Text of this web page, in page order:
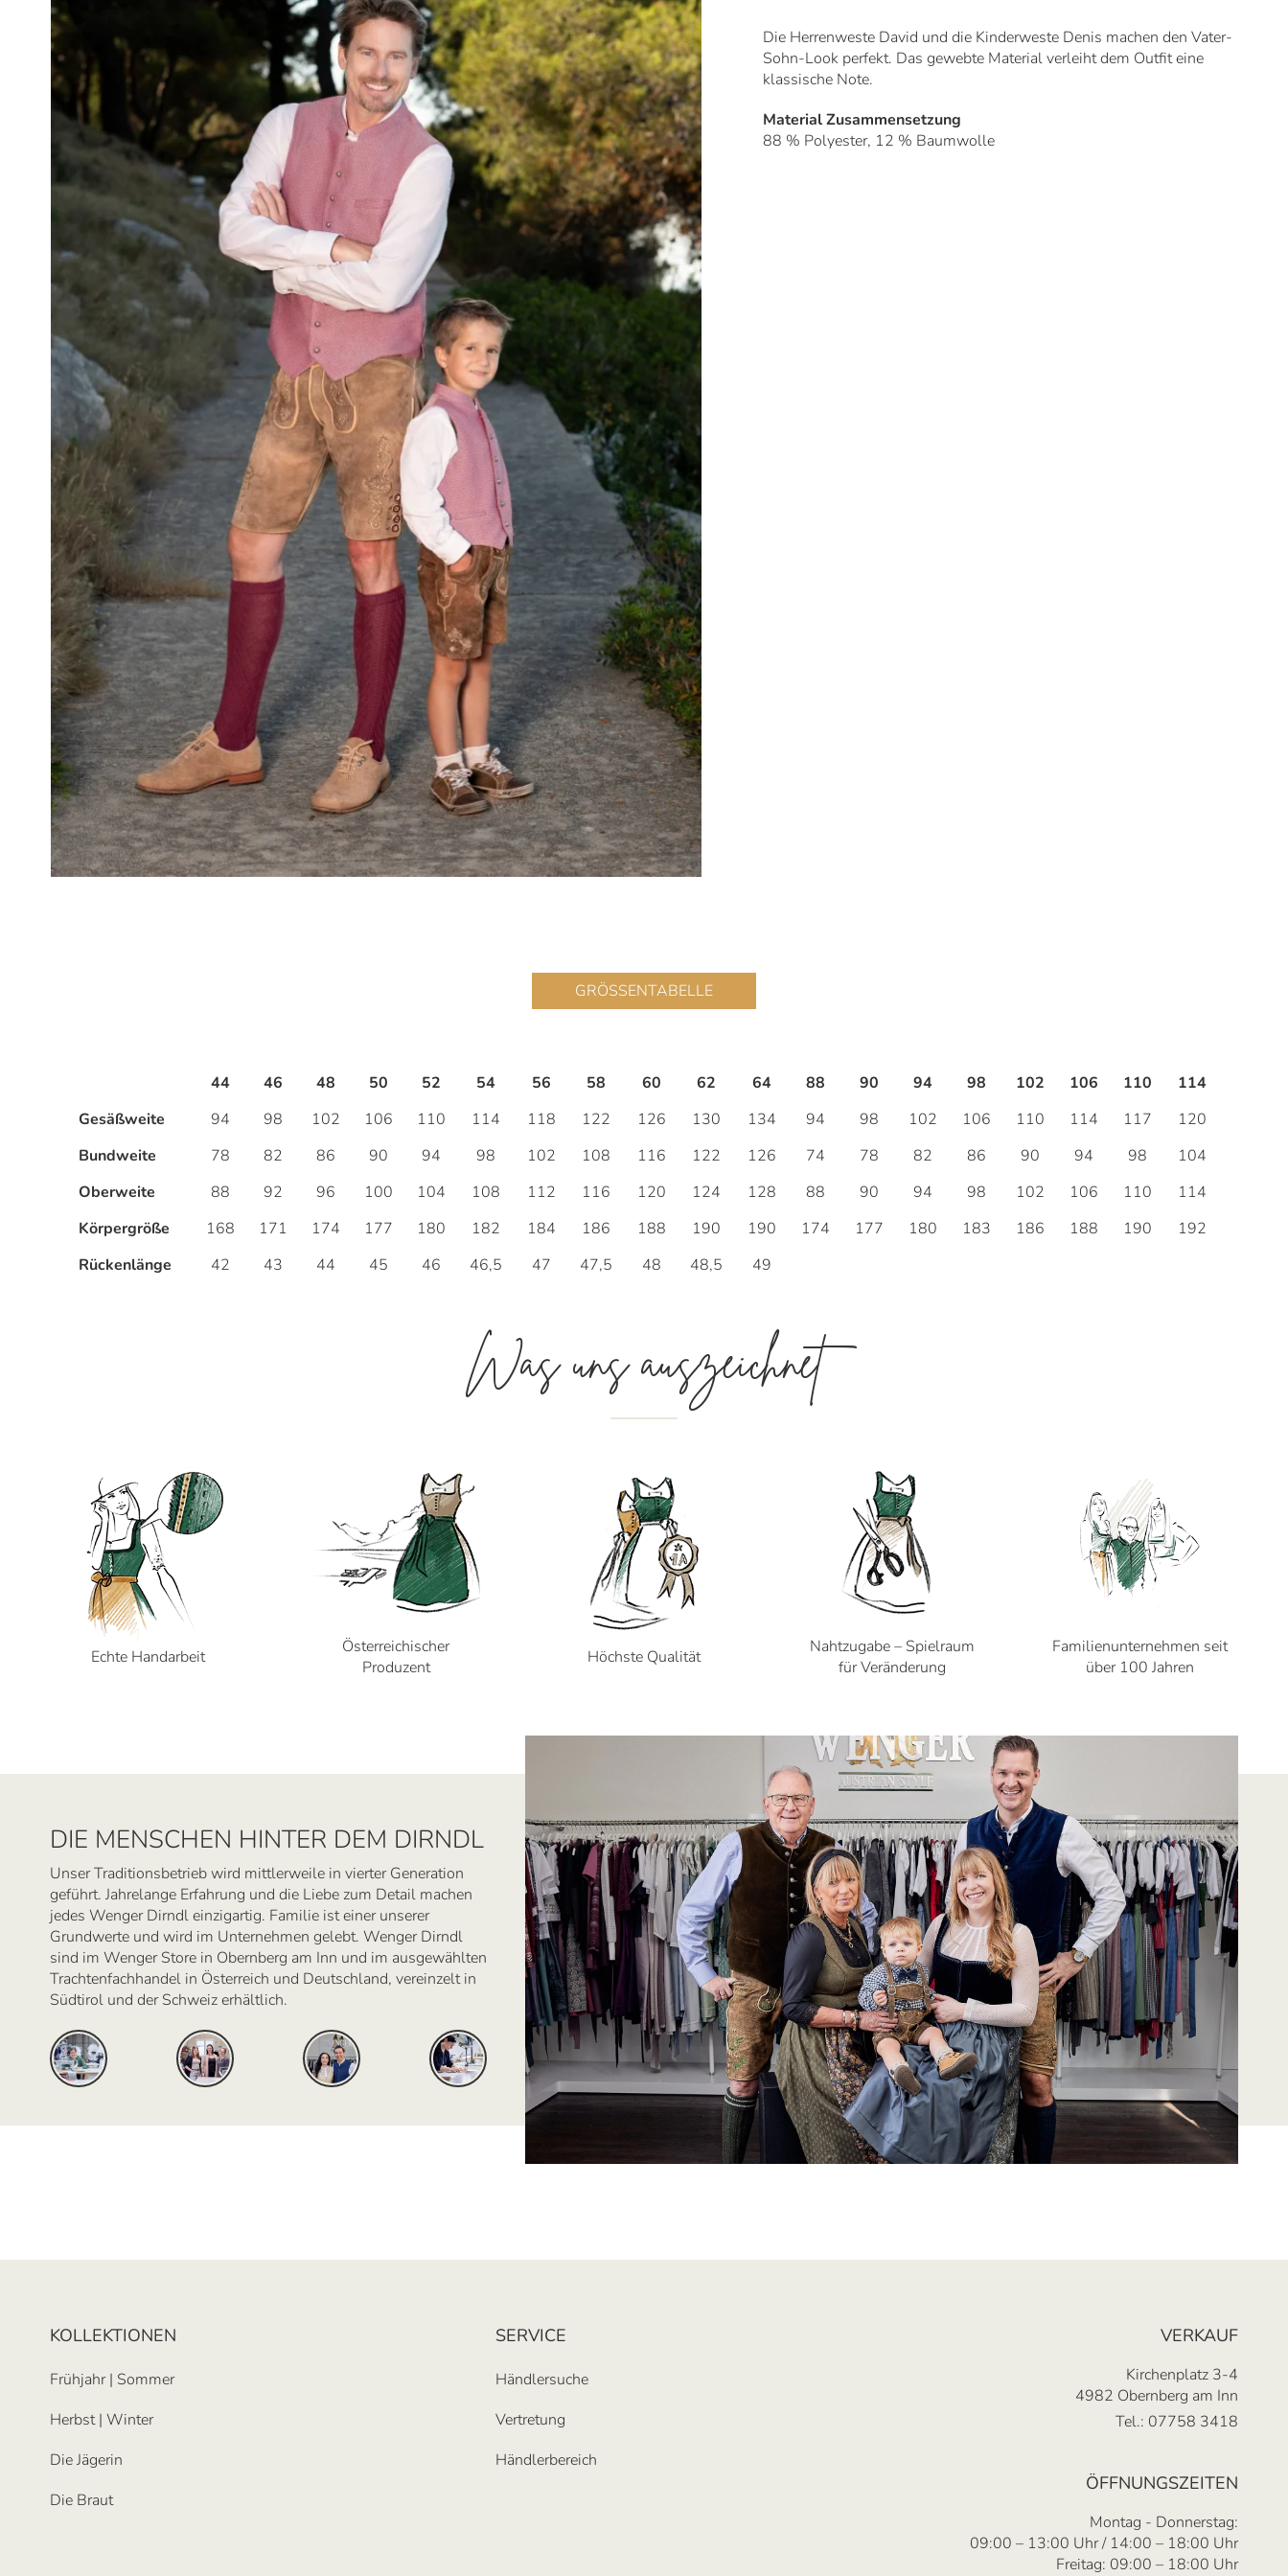
Die Herrenweste David und die Kinderweste Denis machen den Vater-
Sohn-Look perfekt. Das gewebte Material verleiht dem Outfit eine
klassische Note.
Material Zusammensetzung
88 % Polyester, 12 % Baumwolle
GRÖSSENTABELLE
44 46 48 50 52 54 56 58 60 62 64 88 90 94 98 102 106 110
114
Gesäßweite
94 98 102 106 110 114 118 122 126 130 134 94 98 102 106 110 114 117
120
Bundweite
78 82 86 90 94 98 102 108 116 122 126 74 78 82 86 90 94 98
104
Oberweite
88 92 96 100 104 108 112 116 120 124 128 88 90 94 98 102 106 110
114
Körpergröße
168 171 174 177 180 182 184 186 188 190 190 174 177 180 183 186 188 190
192
Rückenlänge
42 43 44 45 46 46,5 47 47,5 48 48,5 49
Was uns auszeichnet
Echte Handarbeit
Österreichischer
Produzent
Höchste Qualität
Nahtzugabe – Spielraum
für Veränderung
Familienunternehmen seit
über 100 Jahren
DIE MENSCHEN HINTER DEM DIRNDL
Unser Traditionsbetrieb wird mittlerweile in vierter Generation
geführt. Jahrelange Erfahrung und die Liebe zum Detail machen
jedes Wenger Dirndl einzigartig. Familie ist einer unserer
Grundwerte und wird im Unternehmen gelebt. Wenger Dirndl
sind im Wenger Store in Obernberg am Inn und im ausgewählten
Trachtenfachhandel in Österreich und Deutschland, vereinzelt in
Südtirol und der Schweiz erhältlich.
KOLLEKTIONEN
Frühjahr | Sommer
Herbst | Winter
Die Jägerin
Die Braut
SERVICE
Händlersuche
Vertretung
Händlerbereich
VERKAUF
Kirchenplatz 3-4
4982 Obernberg am Inn
Tel.: 07758 3418
ÖFFNUNGSZEITEN
Montag - Donnerstag:
09:00 – 13:00 Uhr / 14:00 – 18:00 Uhr
Freitag: 09:00 – 18:00 Uhr